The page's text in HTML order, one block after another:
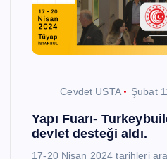
Cevdet USTA Şubat
Yapı Fuarı-
devlet desteği aldı.
17-20 Nisan 2024 tarihleri